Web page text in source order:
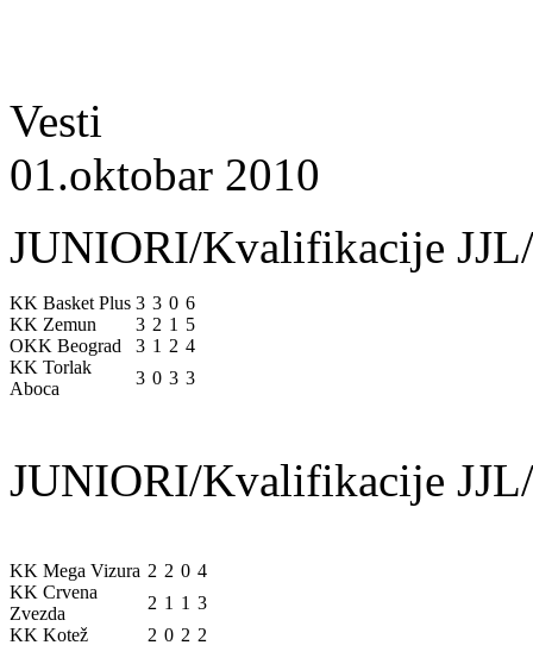
Vesti
01.oktobar 2010
JUNIORI/Kvalifikacije
KK Basket Plus 3 3 0 6
KK Zemun
3 2 1 5
OKK Beograd
3 1 2 4
KK Torlak
Aboca
3 0 3 3
JUNIORI/Kvalifikacije
KK Mega Vizura 2 2 0 4
KK Crvena
Zvezda
2 1 1 3
KK Kotež
2 0 2 2